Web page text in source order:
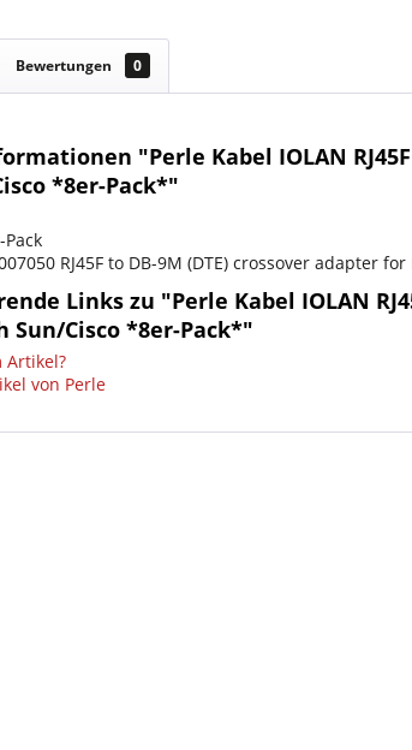
Bewertungen 0
"Perle Kabel IOLAN
*8er-Pack*"
Pack
RJ45F to DB-9M (DTE) crossover adapter
Links zu "Perle Kabel IOLAN
Sun/Cisco *8er-Pack*"
Artikel?
von Perle